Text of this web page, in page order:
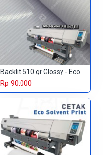
Backlit 510 gr Glossy - Eco
Rp 90.000